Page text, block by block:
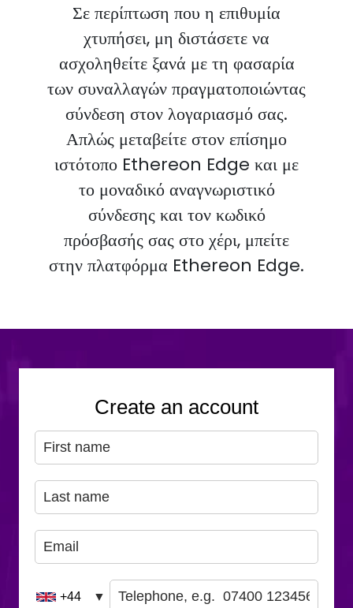
Σε περίπτωση που η επιθυμία
χτυπήσει, μη διστάσετε να
ασχοληθείτε ξανά με τη φασαρία
των συναλλαγών πραγματοποιώντας
σύνδεση στον λογαριασμό σας.
Απλώς μεταβείτε στον επίσημο
ιστότοπο Ethereon Edge και με
το μοναδικό αναγνωριστικό
σύνδεσης και τον κωδικό
πρόσβασής σας στο χέρι, μπείτε
στην πλατφόρμα Ethereon Edge.